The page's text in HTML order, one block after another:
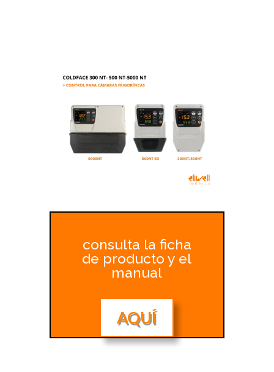
consulta la ficha
de producto y el
manual
AQUÍ